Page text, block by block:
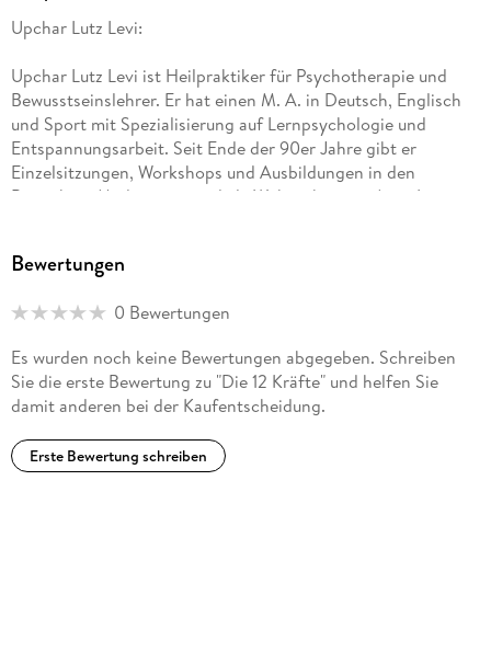
Upchar Lutz Levi:
Upchar Lutz Levi ist Heilpraktiker für Psychotherapie und
Bewusstseinslehrer. Er hat einen M. A. in Deutsch, Englisch
und Sport mit Spezialisierung auf Lernpsychologie und
Entspannungsarbeit. Seit Ende der 90er Jahre gibt er
Einzelsitzungen, Workshops und Ausbildungen in den
Bereichen: Meditation, mediale Wahrnehmung, Aura-Lesen,
Wachstum und spiritueller Erkenntnis begleitet.
In seiner Arbeit verbindet er die Weisheit und das Wissen aus
seiner eigenen, authentischen und existenziellen Erfahrung.
Er möchte den Weg der Bewusstseinsentwicklung und die
Öffnung für die unsichtbaren Ebenen des Lebens jedem
Menschen in seiner einzigartigen Art und Weise erfahrbar
und zugänglich zu machen.
Bewertungen
0 Bewertungen
Es wurden noch keine Bewertungen abgegeben. Schreiben
Sie die erste Bewertung zu "Die 12 Kräfte" und helfen Sie
damit anderen bei der Kaufentscheidung.
Erste Bewertung schreiben